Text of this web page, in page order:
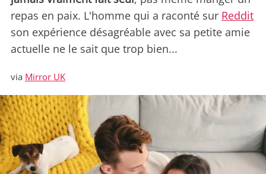
repas en paix. L'homme qui a raconté sur Reddit
son expérience désagréable avec sa petite amie
actuelle ne le sait que trop bien...
via Mirror UK